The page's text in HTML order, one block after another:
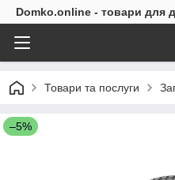
Domko.online - товари для
Товари та послуги
–5%